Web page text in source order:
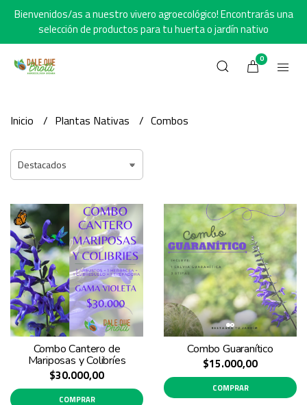
Bienvenidos/as a nuestro vivero agroecológico! Encontrarás una
selección de productos para tu huerta o jardín nativo
0
Inicio Plantas Nativas Combos
Combo Cantero de
Mariposas y Colibríes
$30.000,00
COMPRAR
Combo Guaranítico
$15.000,00
COMPRAR